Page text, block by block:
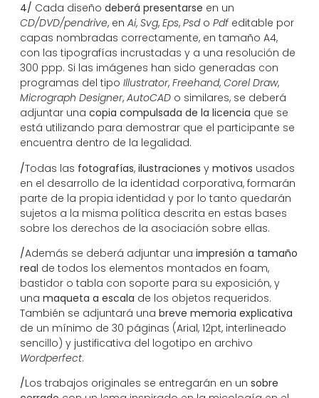
4/ Cada diseño deberá presentarse en un
CD/DVD/pendrive, en Ai, Svg, Eps, Psdo Pdfeditable por
capas nombradas correctamente, en tamaño A4,
con las tipografías incrustadas y a una resolución de
300 ppp. Si las imágenes han sido generadas con
programas del tipo Illustrator, Freehand, Corel Draw,
Micrograph Designer, AutoCADo similares, se deberá
adjuntar una copia compulsada de la licencia que se
está utilizando para demostrar que el participante se
encuentra dentro de la legalidad.
/Todas las fotografías, ilustraciones y motivos usados
en el desarrollo de la identidad corporativa, formarán
parte de la propia identidad y por lo tanto quedarán
sujetos a la misma política descrita en estas bases
sobre los derechos de la asociación sobre ellas.
/Además se deberá adjuntar una impresión a tamaño
real de todos los elementos montados en foam,
bastidor o tabla con soporte para su exposición, y
una maqueta a escala de los objetos requeridos.
También se adjuntará una breve memoria explicativa
de un mínimo de 30 páginas (Arial, 12pt, interlineado
sencillo) y justificativa del logotipo en archivo
Wordperfect.
/Los trabajos originales se entregarán en un sobre